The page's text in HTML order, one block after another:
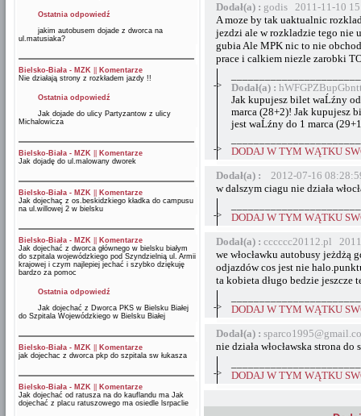
Ostatnia odpowiedź
jakim autobusem dojade z dworca na
ul.matusiaka?
Bielsko-Biała - MZK
Komentarze
Nie działają strony z rozkładem jazdy !!
Ostatnia odpowiedź
Jak dojade do ulicy Partyzantow z ulicy
Michalowicza
Bielsko-Biała - MZK
Komentarze
Jak dojadę do ul.malowany dworek
Bielsko-Biała - MZK
Komentarze
Jak dojechaç z os.beskidzkiego kładka do campusu
na ul.willowej 2 w bielsku
Bielsko-Biała - MZK
Komentarze
Jak dojechać z dworca głównego w bielsku białym
do szpitala wojewódzkiego pod Szyndzielnią ul. Armii
krajowej i czym najlepiej jechać i szybko dziękuję
bardzo za pomoc
Ostatnia odpowiedź
Jak dojechać z Dworca PKS w Bielsku Białej
do Szpitala Wojewódzkiego w Bielsku Białej
Bielsko-Biała - MZK
Komentarze
jak dojechac z dworca pkp do szpitala sw łukasza
Bielsko-Biała - MZK
Komentarze
Jak dojechać od ratusza na do kauflandu ma Jak
dojechać z placu ratuszowego ma osiedle lsrpaclie
Dodał(a) : godis 2011-11-10
A moze by tak uaktualnic
jezdzi ale w rozkladzie tego nie
gubia Ale MPK nic to nie
prace i calkiem niezle zarobki
->
Dodał(a) :
Jak kupujesz bilet waĹźny
marca (28+2)! Jak kupujesz
jest waĹźny do 1 marca
->
DODAJ W TYM WĄTKU
Dodał(a) :
2012-07-16
w dalszym ciagu nie działa
->
DODAJ W TYM WĄTKU
Dodał(a) : cccccc20112.pl
we włocławku autobusy jeżdżą
odjazdów cos jest nie
ta kobieta długo bedzie jeszcze
->
DODAJ W TYM WĄTKU
Dodał(a) :
nie działa włocławska strona do
->
DODAJ W TYM WĄTKU